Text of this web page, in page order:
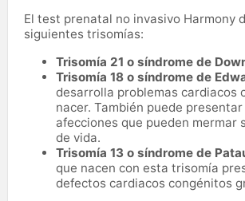
El test prenatal no invasivo Harmony
siguientes trisomías:
Trisomía 21 o síndrome de
Trisomía 18 o síndrome de
desarrolla problemas cardiacos
nacer. También puede
afecciones que pueden mermar
de vida.
Trisomía 13 o síndrome de
que nacen con esta trisomía
defectos cardiacos congénitos